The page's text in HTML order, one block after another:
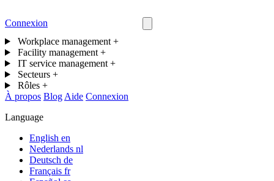
Connexion
Workplace management +
Facility management +
IT service management +
Secteurs +
Rôles +
À propos Blog Aide Connexion
Language
English en
Nederlands nl
Deutsch de
Français fr